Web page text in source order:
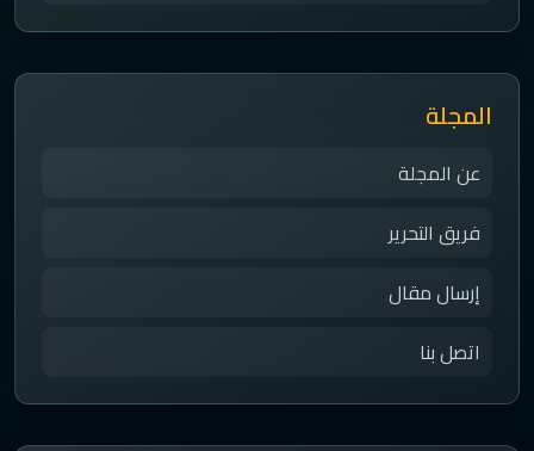
المجلة
عن المجلة
فريق التحرير
إرسال مقال
اتصل بنا